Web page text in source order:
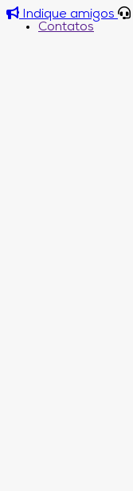
Indique amigos
Contatos